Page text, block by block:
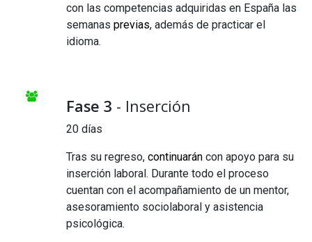
con las competencias adquiridas en España las
semanas previas, además de practicar el
idioma.
Fase 3 - Inserción
20 días
Tras su regreso, continuarán con apoyo para su
inserción laboral. Durante todo el proceso
cuentan con el acompañamiento de un mentor,
asesoramiento sociolaboral y asistencia
psicológica.